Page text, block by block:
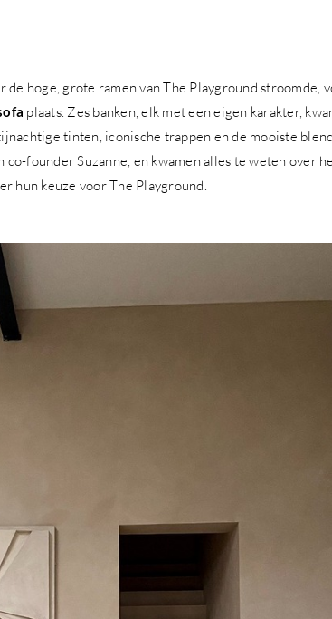
hoge, grote ramen van The Playground stroomde,
plaats. Zes banken, elk met een eigen karakter,
tinten, iconische trappen en de mooiste
founder Suzanne, en kwamen alles te weten over
hun keuze voor The Playground.